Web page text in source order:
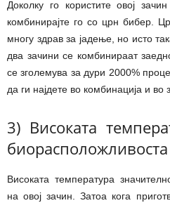
Доколку го користите овој
комбинирајте го со црн бибер.
многу здрав за јадење, но исто
два зачини се комбинираат
се зголемува за дури 2000%
да ги најдете во комбинација и во
3) Високата
Високата температура
на овој зачин. Затоа кога